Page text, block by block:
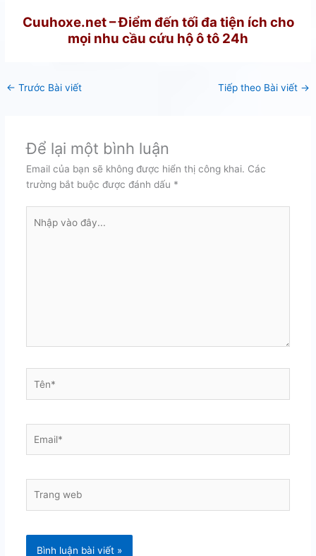
Cuuhoxe.net – Điểm đến tối đa tiện ích cho
mọi nhu cầu cứu hộ ô tô 24h
← Trước Bài viết Tiếp theo Bài viết →
Để lại một bình luận
Email của bạn sẽ không được hiển thị công khai. Các
trường bắt buộc được đánh dấu *
vào
web